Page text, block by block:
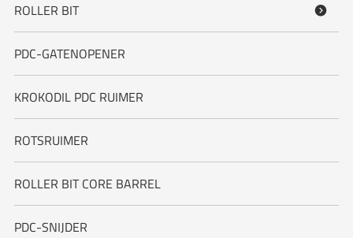
ROLLER BIT 
PDC-GATENOPENER
KROKODIL PDC RUIMER
ROTSRUIMER
ROLLER BIT CORE BARREL
PDC-SNIJDER